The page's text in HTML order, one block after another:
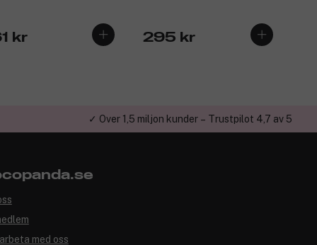
kr 295 kr
✓ Över 1,5 miljon kunder – Trustpilot 4,7 av 5
med oss